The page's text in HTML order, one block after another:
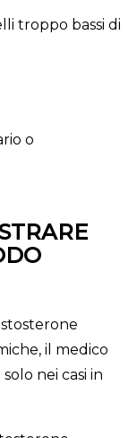
troppo bassi di
o
il medico
nei casi in